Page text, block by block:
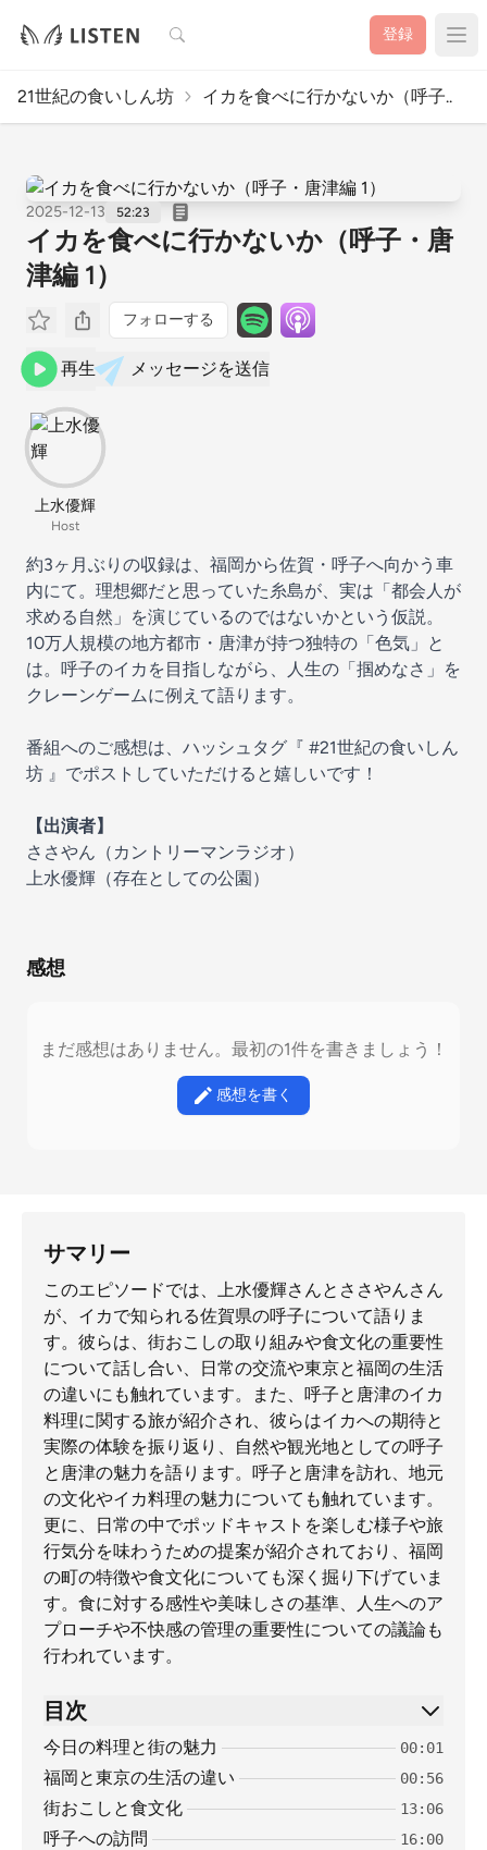
検索 登録
21世紀の食いしん坊 イカを食べに行かないか（呼子..
2025-12-13 52:23
イカを食べに行かないか（呼子・唐
津編 1）
フォローする
再生 メッセージを送信
上水優輝
Host
約3ヶ月ぶりの収録は、福岡から佐賀・呼子へ向かう車
内にて。理想郷だと思っていた糸島が、実は「都会人が
求める自然」を演じているのではないかという仮説。
10万人規模の地方都市・唐津が持つ独特の「色気」と
は。呼子のイカを目指しながら、人生の「掴めなさ」を
クレーンゲームに例えて語ります。
番組へのご感想は、ハッシュタグ『 ⁠⁠⁠⁠⁠⁠⁠⁠⁠⁠⁠⁠⁠⁠⁠⁠⁠⁠⁠⁠⁠⁠⁠⁠⁠⁠⁠⁠⁠⁠⁠⁠⁠⁠#21世紀の食いしん
坊⁠⁠⁠⁠⁠⁠⁠⁠⁠⁠⁠⁠⁠⁠⁠⁠⁠⁠⁠⁠⁠⁠⁠⁠⁠⁠⁠⁠⁠⁠⁠⁠⁠⁠ 』でポストしていただけると嬉しいです！
【出演者】
ささやん（ ⁠⁠⁠⁠⁠⁠⁠⁠⁠⁠⁠⁠⁠⁠⁠⁠⁠⁠⁠⁠⁠⁠⁠⁠⁠⁠⁠⁠⁠⁠⁠⁠⁠⁠⁠カントリーマンラジオ⁠⁠⁠⁠⁠⁠⁠⁠⁠⁠⁠⁠⁠⁠⁠⁠⁠⁠⁠⁠⁠⁠⁠⁠⁠⁠⁠⁠⁠⁠⁠ ）
上水優輝（⁠⁠⁠⁠⁠⁠⁠⁠⁠⁠⁠⁠⁠⁠⁠⁠⁠⁠⁠⁠⁠⁠⁠⁠⁠⁠⁠⁠⁠⁠⁠⁠⁠⁠⁠存在としての公園⁠⁠⁠⁠⁠⁠⁠⁠⁠⁠⁠⁠⁠⁠⁠⁠⁠⁠⁠⁠⁠⁠）
感想
まだ感想はありません。最初の1件を書きましょう！
感想を書く
サマリー
このエピソードでは、上水優輝さんとささやんさん
が、イカで知られる佐賀県の呼子について語りま
す。彼らは、街おこしの取り組みや食文化の重要性
について話し合い、日常の交流や東京と福岡の生活
の違いにも触れています。また、呼子と唐津のイカ
料理に関する旅が紹介され、彼らはイカへの期待と
実際の体験を振り返り、自然や観光地としての呼子
と唐津の魅力を語ります。呼子と唐津を訪れ、地元
の文化やイカ料理の魅力についても触れています。
更に、日常の中でポッドキャストを楽しむ様子や旅
行気分を味わうための提案が紹介されており、福岡
の町の特徴や食文化についても深く掘り下げていま
す。食に対する感性や美味しさの基準、人生へのア
プローチや不快感の管理の重要性についての議論も
行われています。
目次
今日の料理と街の魅力 00:01
福岡と東京の生活の違い 00:56
街おこしと食文化 13:06
呼子への訪問 16:00